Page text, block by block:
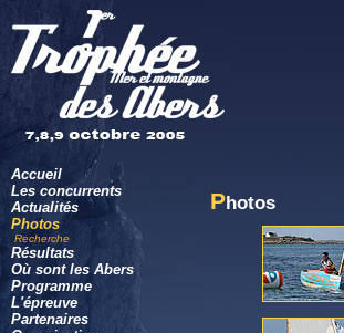
Accueil
Les concurrents
Actualités
Photos
Recherche
Résultats
Où sont les Abers
Programme
L'épreuve
Partenaires
Photos